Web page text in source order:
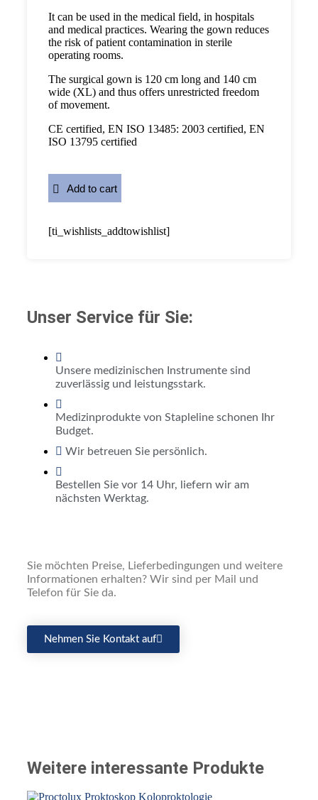
It can be used in the medical field, in hospitals
and medical practices. Wearing the gown reduces
the risk of patient contamination in sterile
operating rooms.
The surgical gown is 120 cm long and 140 cm
wide (XL) and thus offers unrestricted freedom
of movement.
CE certified, EN ISO 13485: 2003 certified, EN
ISO 13795 certified
Add to cart
[ti_wishlists_addtowishlist]
Unser Service für Sie:
Unsere medizinischen Instrumente sind
zuverlässig und leistungsstark.
Medizinprodukte von Stapleline schonen Ihr
Budget.
Wir betreuen Sie persönlich.
Bestellen Sie vor 14 Uhr, liefern wir am
nächsten Werktag.
Sie möchten Preise, Lieferbedingungen und weitere
Informationen erhalten? Wir sind per Mail und
Telefon für Sie da.
Nehmen Sie Kontakt auf
Weitere interessante Produkte